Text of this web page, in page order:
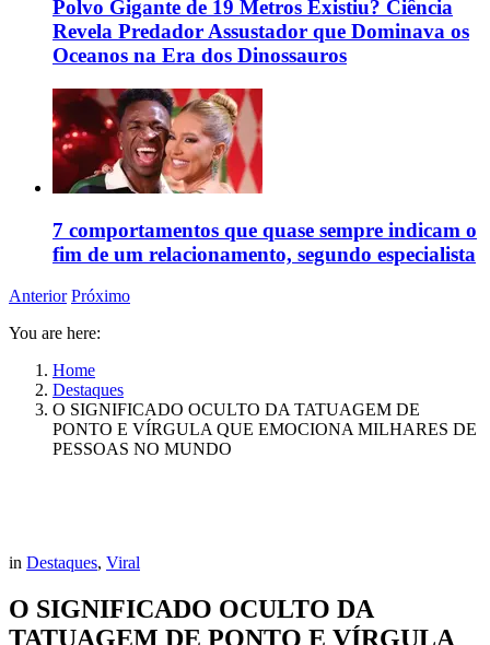
Polvo Gigante de 19 Metros Existiu? Ciência
Revela Predador Assustador que Dominava os
Oceanos na Era dos Dinossauros
7 comportamentos que quase sempre indicam o
fim de um relacionamento, segundo especialista
Anterior Próximo
You are here:
Home
Destaques
O SIGNIFICADO OCULTO DA TATUAGEM DE
PONTO E VÍRGULA QUE EMOCIONA MILHARES DE
PESSOAS NO MUNDO
in Destaques, Viral
O SIGNIFICADO OCULTO DA
TATUAGEM DE PONTO E VÍRGULA